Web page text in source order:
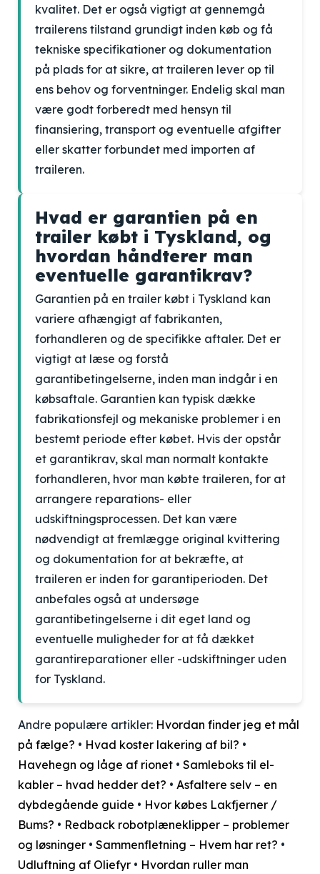
kvalitet. Det er også vigtigt at gennemgå
trailerens tilstand grundigt inden køb og få
tekniske specifikationer og dokumentation
på plads for at sikre, at traileren lever op til
ens behov og forventninger. Endelig skal man
være godt forberedt med hensyn til
finansiering, transport og eventuelle afgifter
eller skatter forbundet med importen af
traileren.
Hvad er garantien på en
trailer købt i Tyskland, og
hvordan håndterer man
eventuelle garantikrav?
Garantien på en trailer købt i Tyskland kan
variere afhængigt af fabrikanten,
forhandleren og de specifikke aftaler. Det er
vigtigt at læse og forstå
garantibetingelserne, inden man indgår i en
købsaftale. Garantien kan typisk dække
fabrikationsfejl og mekaniske problemer i en
bestemt periode efter købet. Hvis der opstår
et garantikrav, skal man normalt kontakte
forhandleren, hvor man købte traileren, for at
arrangere reparations- eller
udskiftningsprocessen. Det kan være
nødvendigt at fremlægge original kvittering
og dokumentation for at bekræfte, at
traileren er inden for garantiperioden. Det
anbefales også at undersøge
garantibetingelserne i dit eget land og
eventuelle muligheder for at få dækket
garantireparationer eller -udskiftninger uden
for Tyskland.
Andre populære artikler: Hvordan finder jeg et mål
på fælge? • Hvad koster lakering af bil? •
Havehegn og låge af rionet • Samleboks til el-
kabler – hvad hedder det? • Asfaltere selv – en
dybdegående guide • Hvor købes Lakfjerner /
Bums? • Redback robotplæneklipper – problemer
og løsninger • Sammenfletning – Hvem har ret? •
Udluftning af Oliefyr • Hvordan ruller man